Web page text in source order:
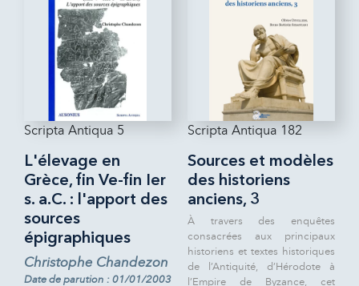
Scripta Antiqua 5
L'élevage en
Grèce, fin Ve-fin Ier
s. a.C. : l'apport des
sources
épigraphiques
Christophe Chandezon
Date de parution : 01/01/2003
Scripta Antiqua 182
Sources et modèles
des historiens
anciens, 3
À travers des enquêtes
consacrées aux principaux
historiens et textes historiques
de l’Antiquité, d’Hérodote à
l’Empire de Byzance, cet